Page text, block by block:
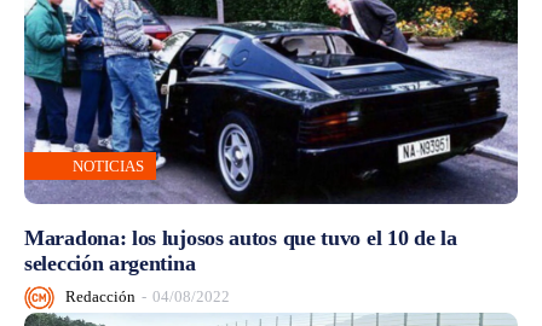
NOTICIAS
Maradona: los lujosos autos que tuvo el 10 de la
selección argentina
Redacción - 04/08/2022